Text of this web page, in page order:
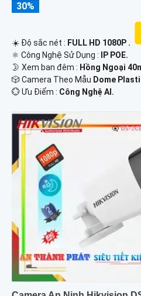
30%
☀️ Độ sắc nét : FULL HD 1080P .
⚛️ Công Nghệ Sử Dụng :
IP POE.
🌛 Xem ban đêm : Hồng Ngoại
🎲 Camera Theo Mẫu Dome
️💮 Ưu Điểm : Công Nghệ AI.